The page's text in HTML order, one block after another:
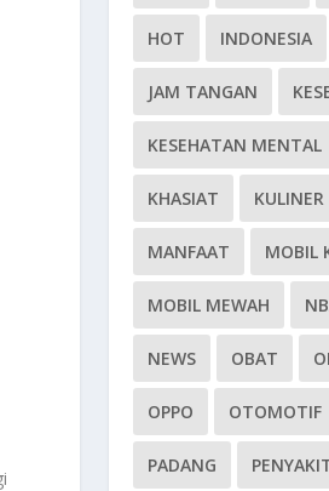
HOT INDONESIA
JAM TANGAN
KESEHATAN MENTAL
KHASIAT KULINER
MANFAAT MOBIL
MOBIL MEWAH
NEWS OBAT
OPPO OTOMOTIF
PADANG